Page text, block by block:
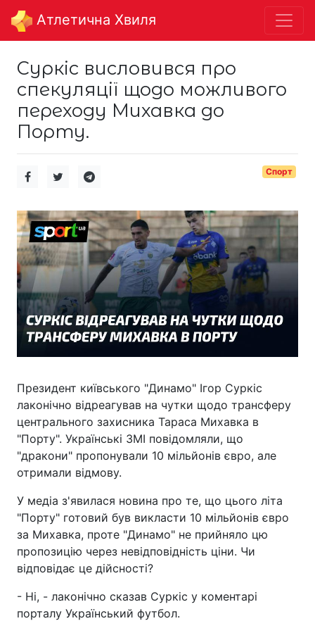
Aтлетична Хвиля
Суркіс висловився про
спекуляції щодо можливого
переходу Михавка до
Порту.
Спорт
Президент київського "Динамо" Ігор Суркіс
лаконічно відреагував на чутки щодо трансферу
центрального захисника Тараса Михавка в
"Порту". Українські ЗМІ повідомляли, що
"дракони" пропонували 10 мільйонів євро, але
отримали відмову.
У медіа з'явилася новина про те, що цього літа
"Порту" готовий був викласти 10 мільйонів євро
за Михавка, проте "Динамо" не прийняло цю
пропозицію через невідповідність ціни. Чи
відповідає це дійсності?
- Ні, - лаконічно сказав Суркіс у коментарі
порталу Український футбол.